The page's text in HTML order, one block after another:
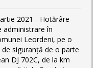
2021 - Hotărâre
administrare în
Leordeni, pe o
siguranță de o parte
DJ 702C, de la km